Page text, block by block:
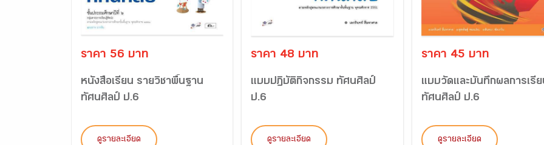
ราคา 56 บาท
หนังสือเรียน รายวิชาพื้นฐาน
ทัศนศิลป์ ป.6
ดูรายละเอียด
ราคา 48 บาท
แบบปฏิบัติกิจกรรม ทัศนศิลป์
ป.6
ดูรายละเอียด
ราคา 45 บาท
แบบวัดและบันทึกผลการเรี
ทัศนศิลป์ ป.6
ดูรายละเอียด